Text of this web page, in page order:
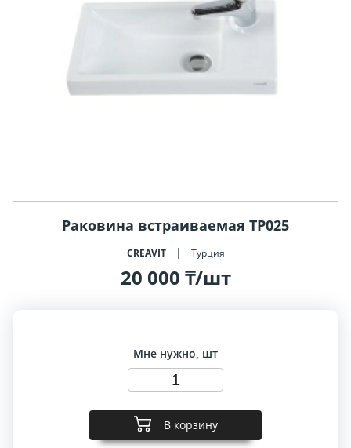
Раковина встраиваемая TP025
CREAVIT Турция
20 000 ₸/шт
Мне нужно, шт
В корзину